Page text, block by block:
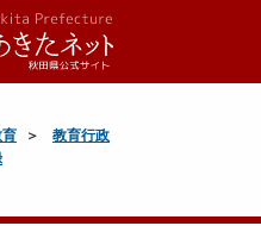
教育行政